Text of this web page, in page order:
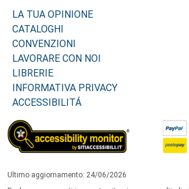
LA TUA OPINIONE
CATALOGHI
CONVENZIONI
LAVORARE CON NOI
LIBRERIE
INFORMATIVA PRIVACY
ACCESSIBILITÁ
Ultimo aggiornamento: 24/06/2026